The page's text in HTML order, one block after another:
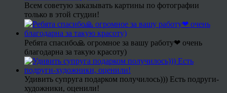
Всем советую заказывать картины по фотографии
только в этой студии!
Ребята спасибо🙏 огромное за вашу работу❤ очень
благодарна за такую красоту)
Удивить супруга подарком получилось))) Есть подруги-
художники, оценили!